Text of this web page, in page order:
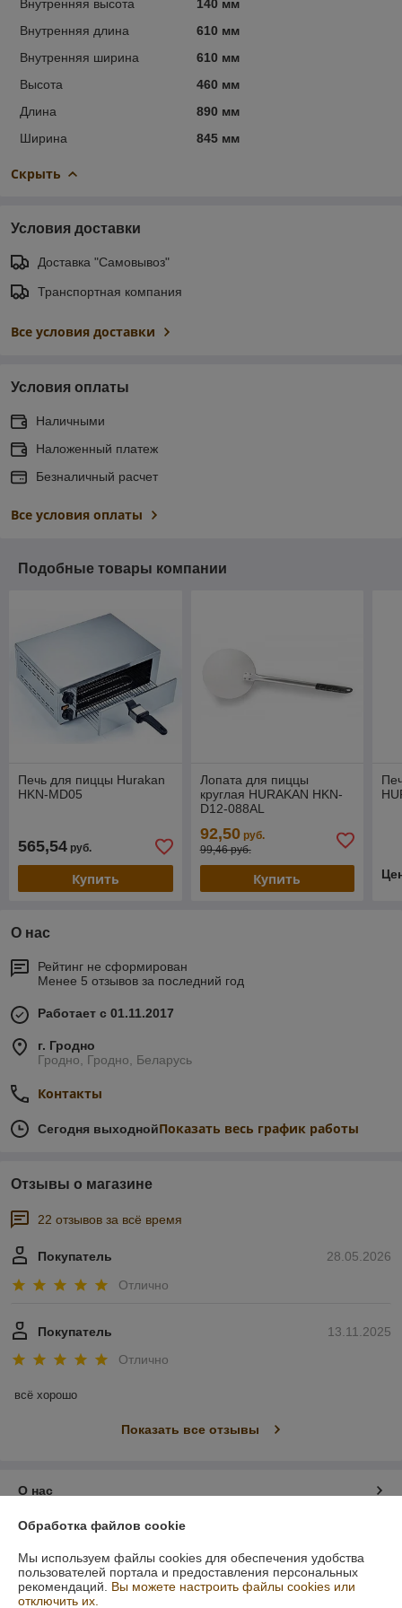
Внутренняя высота
140 мм
Внутренняя длина
610 мм
Внутренняя ширина
610 мм
Высота
460 мм
Длина
890 мм
Ширина
845 мм
Скрыть
Условия доставки
Доставка "Самовывоз"
Транспортная компания
Все условия доставки
Условия оплаты
Наличными
Наложенный платеж
Безналичный расчет
Все условия оплаты
Подобные товары компании
Печь для пиццы Hurakan
HKN-MD05
565,54 руб.
Купить
Лопата для пиццы
круглая HURAKAN HKN-
D12-088AL
92,50руб.
99,46 руб.
Купить
О нас
Рейтинг не сформирован
Менее 5 отзывов за последний год
Работает с 01.11.2017
г. Гродно
Гродно, Гродно, Беларусь
Контакты
Сегодня выходнойПоказать весь график работы
Отзывы о магазине
22 отзывов за всё время
28.05.2026
Покупатель
Отлично
13.11.2025
Покупатель
Отлично
всё хорошо
Показать все отзывы
О нас
Контакты
Доставка и оплата
Обработка файлов cookie
Мы используем файлы cookies для обеспечения удобства
пользователей портала и предоставления персональных
рекомендаций. Вы можете настроить файлы cookies или
отключить их.